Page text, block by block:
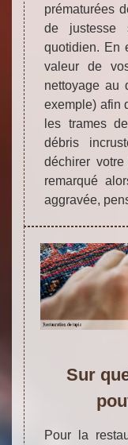
prématurées
de
quotidien. En
valeur de
nettoyage au
exemple) afin
les trames
débris
déchirer
remarqué
aggravée,
Sur
Pour la